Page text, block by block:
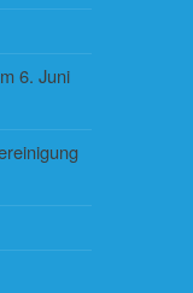
6. Juni